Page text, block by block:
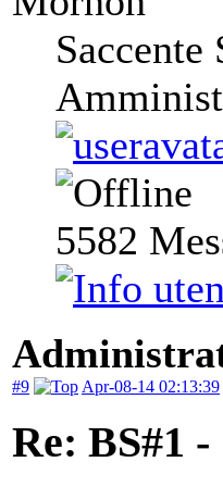
Saccente
5582
#9 Apr-08-14 02:13:39
Re: BS#1 -